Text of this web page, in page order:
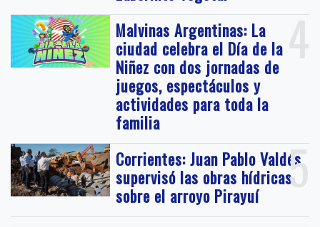
4
Malvinas Argentinas: La
ciudad celebra el Día de la
Niñez con dos jornadas de
juegos, espectáculos y
actividades para toda la
familia
5
Corrientes: Juan Pablo Valdés
supervisó las obras hídricas
sobre el arroyo Pirayuí